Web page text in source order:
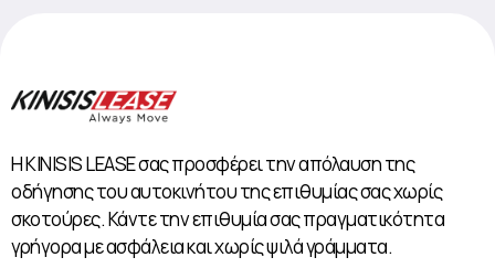
Η KINISIS LEASE σας προσφέρει την απόλαυση της
οδήγησης του αυτοκινήτου της επιθυμίας σας χωρίς
σκοτούρες. Κάντε την επιθυμία σας πραγματικότητα
γρήγορα με ασφάλεια και χωρίς ψιλά γράμματα.